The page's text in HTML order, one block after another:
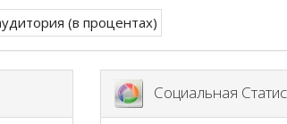
Социальная